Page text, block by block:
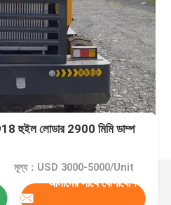
হুইল লোডার 2900 মিমি ডাম্প
মূল্য：USD 3000-5000/Unit
আমাদের সাথে যোগাযোগ